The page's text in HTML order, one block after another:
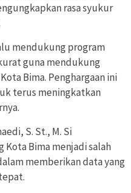
rasa syukur
mendukung program
guna mendukung
Bima. Penghargaan ini
terus meningkatkan
S. St., M. Si
Kota Bima menjadi salah
memberikan data yang